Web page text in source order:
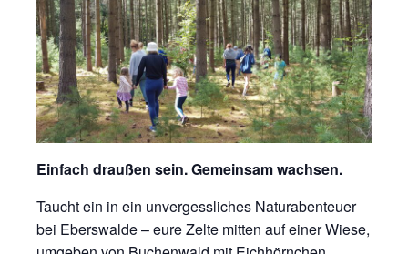
Einfach draußen sein. Gemeinsam wachsen.
Taucht ein in ein unvergessliches Naturabenteuer
bei Eberswalde – eure Zelte mitten auf einer Wiese,